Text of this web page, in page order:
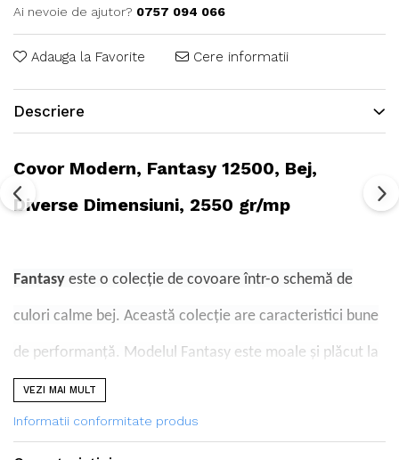
Ai nevoie de ajutor? 0757 094 066
Adauga la Favorite Cere informatii
Descriere
Covor Modern, Fantasy 12500, Bej,
Diverse Dimensiuni, 2550 gr/mp
Fantasy este o colecție de covoare într-o schemă de
culori calme bej. Această colecție are caracteristici bune
de performanță. Modelul Fantasy este moale și plăcut la
atingere, nu provoacă reacții alergice. Covoarele acestei
colecții vor deveni un adevărat decor al interiorului
VEZI MAI MULT
Informatii conformitate produs